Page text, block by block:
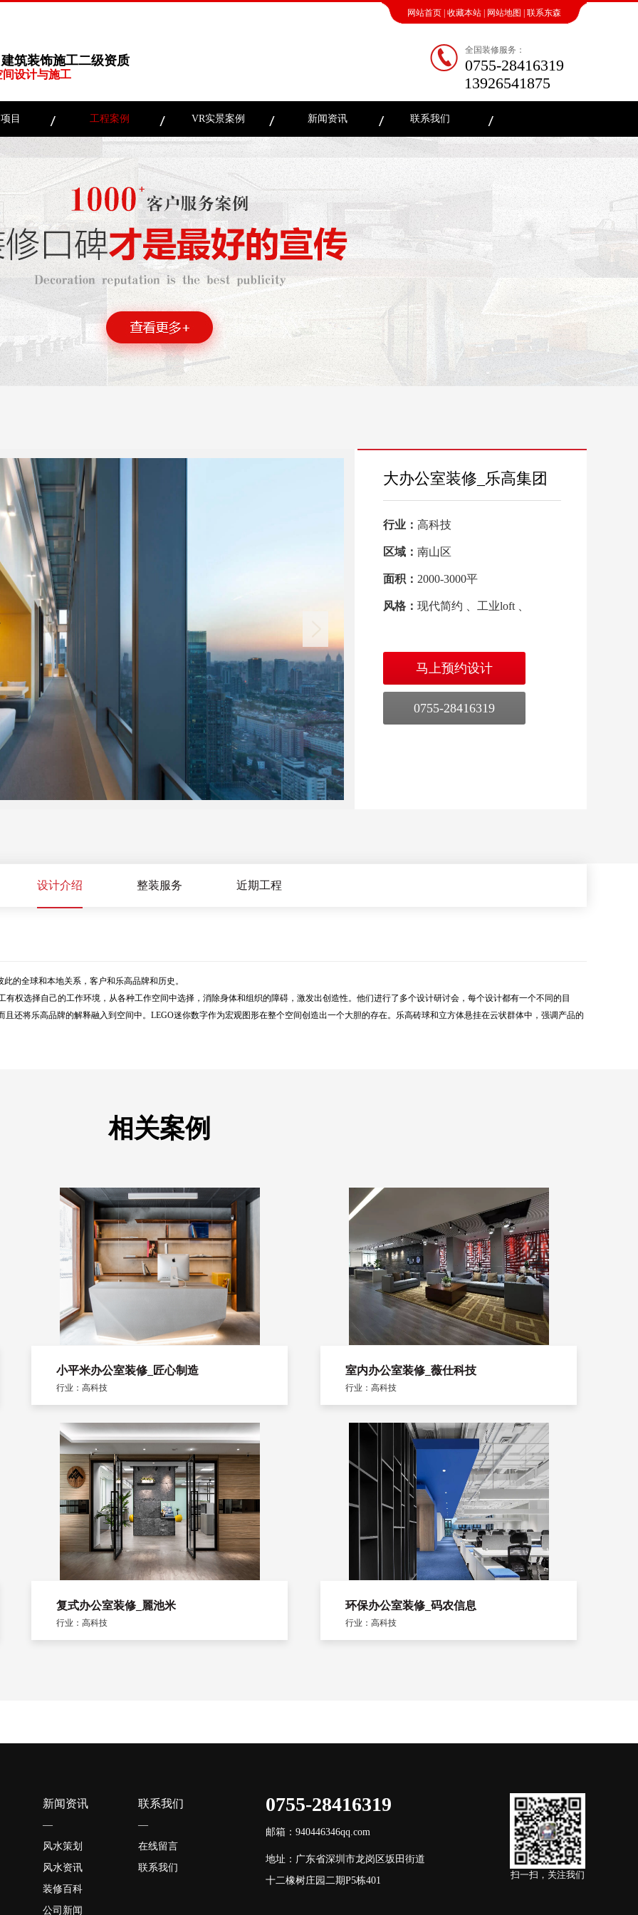
网站首页 收藏本站 网站地图 联系东森
筑装饰施工二级资质
设计与施工
全国装修服务：
0755-28416319
13926541875
目 工程案例 VR实景案例 新闻资讯 联系我们
大办公室装修_乐高集团
行业： 高科技
区域： 南山区
面积： 2000-3000平
风格： 现代简约 、工业loft 、
马上预约设计
0755-28416319
设计介绍 整装服务 近期工程
的全球和本地关系，客户和乐高品牌和历史。
有权选择自己的工作环境，从各种工作空间中选择，消除身体和组织的障碍，激发出创造性。他们进行了多个设计研讨会，每个设计都有一个不同的目
还将乐高品牌的解释融入到空间中。LEGO迷你数字作为宏观图形在整个空间创造出一个大胆的存在。乐高砖球和立方体悬挂在云状群体中，强调产品的
相关案例
小平米办公室装修_匠心制造
行业：高科技
室内办公室装修_薇仕科技
行业：高科技
复式办公室装修_麗池米
行业：高科技
环保办公室装修_码农信息
行业：高科技
新闻资讯
—
风水策划
风水资讯
装修百科
公司新闻
联系我们
—
在线留言
联系我们
0755-28416319
邮箱：940446346qq.com
地址：广东省深圳市龙岗区坂田街道
十二橡树庄园二期P5栋401
扫一扫，关注我们